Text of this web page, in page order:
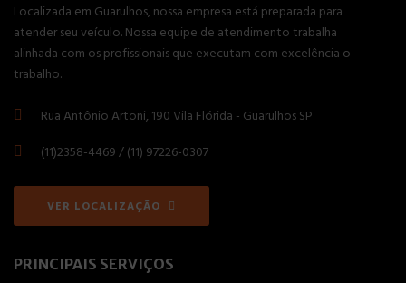
Localizada em Guarulhos, nossa empresa está preparada para
atender seu veículo. Nossa equipe de atendimento trabalha
alinhada com os profissionais que executam com excelência o
trabalho.
Rua Antônio Artoni, 190 Vila Flórida - Guarulhos SP
(11)2358-4469 / (11) 97226-0307
VER LOCALIZAÇÃO
PRINCIPAIS SERVIÇOS